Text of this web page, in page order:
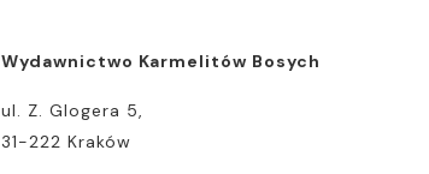
Wydawnictwo Karmelitów Bosych
ul. Z. Glogera 5,
31-222 Kraków